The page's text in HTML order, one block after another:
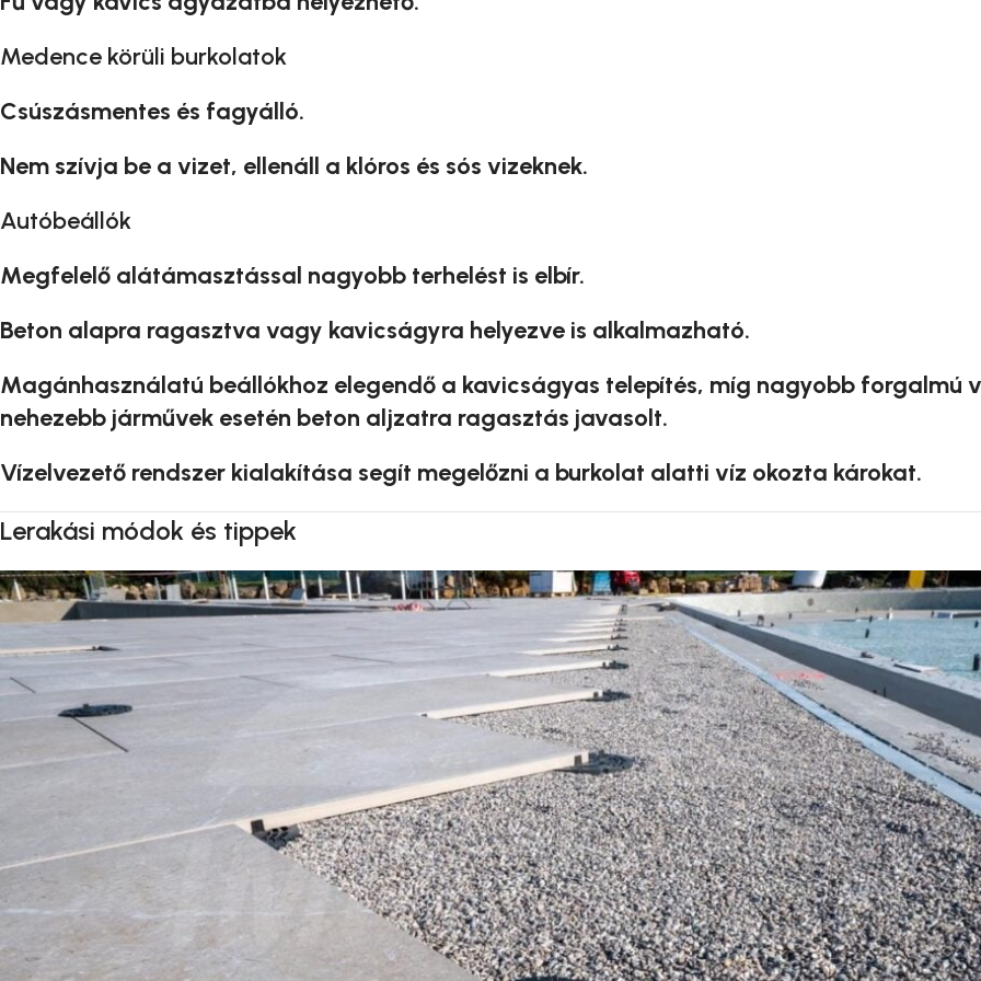
Medence körüli burkolatok
Csúszásmentes és fagyálló.
Nem szívja be a vizet, ellenáll a klóros és sós vizeknek.
Autóbeállók
Megfelelő alátámasztással nagyobb terhelést is elbír.
Beton alapra ragasztva vagy kavicságyra helyezve is alkalmazható.
Magánhasználatú beállókhoz elegendő a kavicságyas telepítés, míg nagyobb forgalmú
nehezebb járművek esetén beton aljzatra ragasztás javasolt.
Vízelvezető rendszer kialakítása segít megelőzni a burkolat alatti víz okozta károkat.
Lerakási módok és tippek